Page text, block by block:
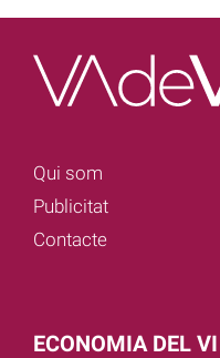
Qui som
Publicitat
Contacte
ECONOMIA DEL VI